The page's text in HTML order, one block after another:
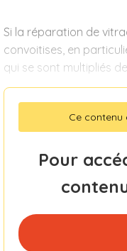
Si la réparation de
convoitises, en
qui se sont multipliés
Ce contenu
Pour